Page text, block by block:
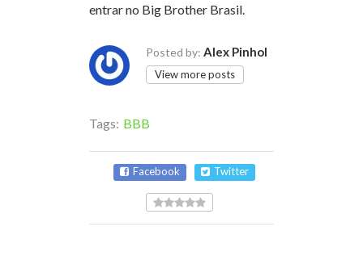
entrar no Big Brother Brasil.
Posted by: Alex Pinhol
View more posts
Tags: BBB
Facebook Twitter